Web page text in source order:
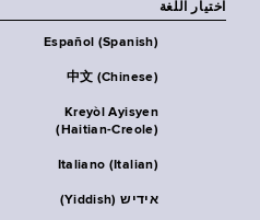
اختيار اللغة
Español (Spanish)
中文 (Chinese)
Kreyòl Ayisyen
(Haitian-Creole)
Italiano (Italian)
אידיש (Yiddish)